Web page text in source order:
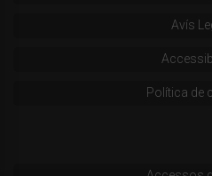
Avís
Política de